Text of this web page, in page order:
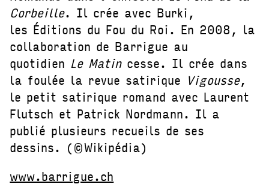
Corbeille. Il crée avec Burki,
les Éditions du Fou du Roi. En 2008, la
collaboration de Barrigue au
quotidien Le Matincesse. Il crée dans
la foulée la revue satirique Vigousse,
le petit satirique romand avec Laurent
Flutsch et Patrick Nordmann. Il a
publié plusieurs recueils de ses
dessins. (©Wikipédia)
www.barrigue.ch